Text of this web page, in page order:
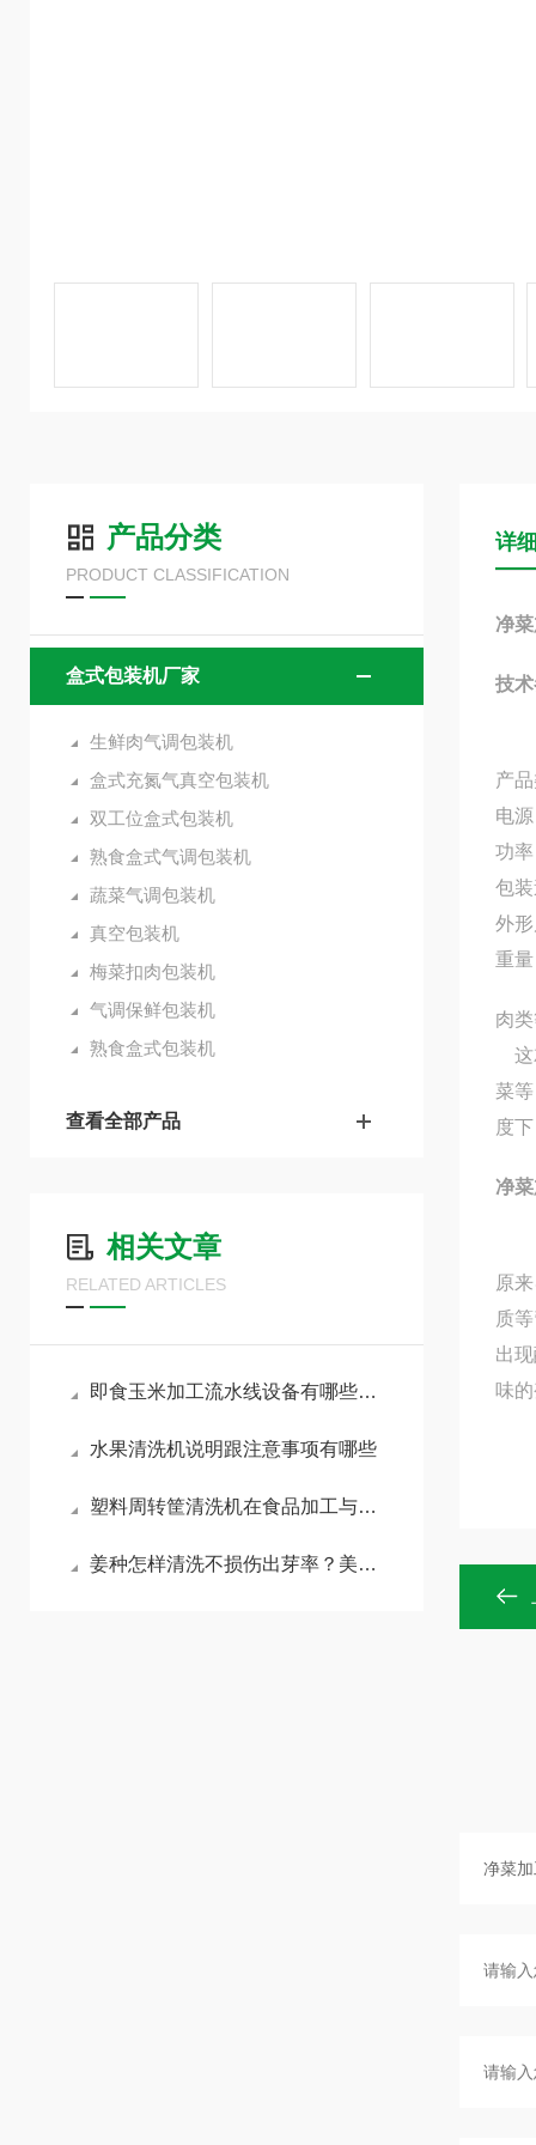
产品分类
PRODUCT CLASSIFICATION
盒式包装机厂家
生鲜肉气调包装机
盒式充氮气真空包装机
双工位盒式包装机
熟食盒式气调包装机
蔬菜气调包装机
真空包装机
梅菜扣肉包装机
气调保鲜包装机
熟食盒式包装机
查看全部产品
相关文章
RELATED ARTICLES
即食玉米加工流水线设备有哪些？诸城美康食品机械为您解答
水果清洗机说明跟注意事项有哪些
塑料周转筐清洗机在食品加工与冷链物流中的卫生安全保障
姜种怎样清洗不损伤出芽率？美康姜种清洗机-可流水线作业
详
净
技
产
电
功
包
外
重
肉
这
菜
度
净
原
质
出
味